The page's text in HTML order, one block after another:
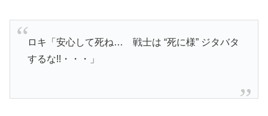
ロキ「安心して死ね… 戦士は “死に様” ジタバタ
するな!!・・・」